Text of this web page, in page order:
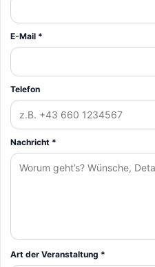
E-Mail *
Telefon
Nachricht *
Art der Veranstaltung *